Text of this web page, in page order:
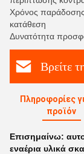
Χρόνος
κατάθεση
Δυνατότητα
Βρείτε
Πληροφορίες
προϊόν
Επισημαίνω:
εναέρια υλικά